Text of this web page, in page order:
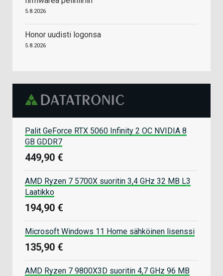
5.8.2026
Honor uudisti logonsa
5.8.2026
Palit GeForce RTX 5060 Infinity 2 OC NVIDIA 8
GB GDDR7
449,90 €
AMD Ryzen 7 5700X suoritin 3,4 GHz 32 MB L3
Laatikko
194,90 €
Microsoft Windows 11 Home sähköinen lisenssi
135,90 €
AMD Ryzen 7 9800X3D suoritin 4,7 GHz 96 MB